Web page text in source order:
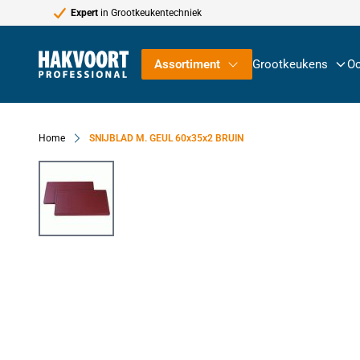
Expert in Grootkeukentechniek
Assortiment Grootkeukens
Home SNIJBLAD M. GEUL 60x35x2 BRUIN